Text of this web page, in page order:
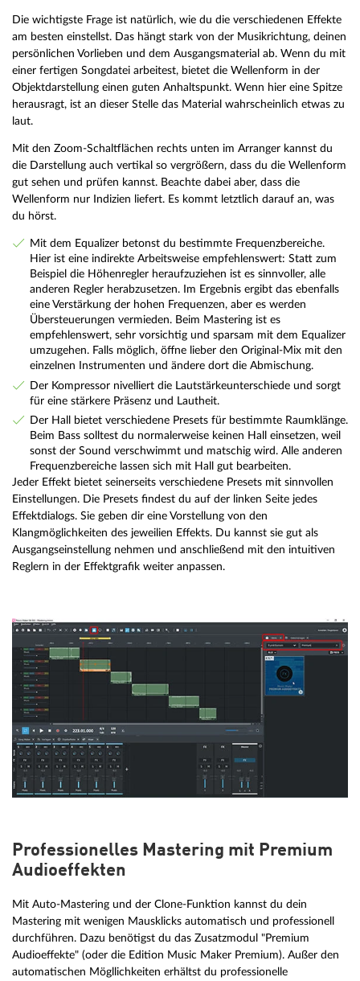
Die wichtigste Frage ist natürlich, wie du die verschiedenen Effekte
am besten einstellst. Das hängt stark von der Musikrichtung, deinen
persönlichen Vorlieben und dem Ausgangsmaterial ab. Wenn du mit
einer fertigen Songdatei arbeitest, bietet die Wellenform in der
Objektdarstellung einen guten Anhaltspunkt. Wenn hier eine Spitze
herausragt, ist an dieser Stelle das Material wahrscheinlich etwas zu
laut.
Mit den Zoom-Schaltflächen rechts unten im Arranger kannst du
die Darstellung auch vertikal so vergrößern, dass du die Wellenform
gut sehen und prüfen kannst. Beachte dabei aber, dass die
Wellenform nur Indizien liefert. Es kommt letztlich darauf an, was
du hörst.
Mit dem Equalizer betonst du bestimmte Frequenzbereiche.
Hier ist eine indirekte Arbeitsweise empfehlenswert: Statt zum
Beispiel die Höhenregler heraufzuziehen ist es sinnvoller, alle
anderen Regler herabzusetzen. Im Ergebnis ergibt das ebenfalls
eine Verstärkung der hohen Frequenzen, aber es werden
Übersteuerungen vermieden. Beim Mastering ist es
empfehlenswert, sehr vorsichtig und sparsam mit dem Equalizer
umzugehen. Falls möglich, öffne lieber den Original-Mix mit den
einzelnen Instrumenten und ändere dort die Abmischung.
Der Kompressor nivelliert die Lautstärkeunterschiede und sorgt
für eine stärkere Präsenz und Lautheit.
Der Hall bietet verschiedene Presets für bestimmte Raumklänge.
Beim Bass solltest du normalerweise keinen Hall einsetzen, weil
sonst der Sound verschwimmt und matschig wird. Alle anderen
Frequenzbereiche lassen sich mit Hall gut bearbeiten.
Jeder Effekt bietet seinerseits verschiedene Presets mit sinnvollen
Einstellungen. Die Presets findest du auf der linken Seite jedes
Effektdialogs. Sie geben dir eine Vorstellung von den
Klangmöglichkeiten des jeweilien Effekts. Du kannst sie gut als
Ausgangseinstellung nehmen und anschließend mit den intuitiven
Reglern in der Effektgrafik weiter anpassen.
Professionelles Mastering mit Premium
Audioeffekten
Mit Auto-Mastering und der Clone-Funktion kannst du dein
Mastering mit wenigen Mausklicks automatisch und professionell
durchführen. Dazu benötigst du das Zusatzmodul "Premium
Audioeffekte" (oder die Edition Music Maker Premium). Außer den
automatischen Mögllichkeiten erhältst du professionelle